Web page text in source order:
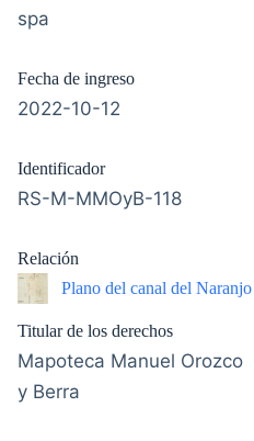
spa
Fecha de ingreso
2022-10-12
Identificador
RS-M-MMOyB-118
Relación
Plano del canal del Naranjo
Titular de los derechos
Mapoteca Manuel Orozco
y Berra